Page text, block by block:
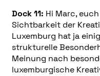
Dock 11: Hi Marc,
Sichtbarkeit der
Luxemburg hat ja
strukturelle
Meinung nach
luxemburgische